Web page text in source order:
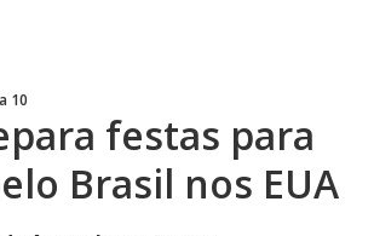
10
festas para
Brasil nos EUA